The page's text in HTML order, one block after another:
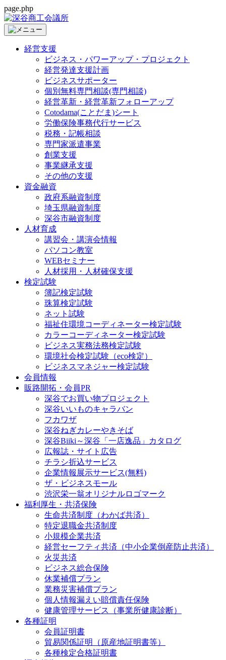
page.php
経営支援
ビジネス・パワーアップ・プロジェクト
経営発達支援計画
ビジネスサポーター
個別無料専門相談(専門相談)
経営革新・経営革新フォローアップ
Cotodama(ことだま)シート
労働保険事務代行サービス
税務・記帳相談
専門家派遣事業
創業支援
事業継承支援
その他の支援
資金融資
政府系融資制度
埼玉県融資制度
深谷市融資制度
人材育成
講習会・講演会情報
パソコン教室
WEBセミナー
人材採用・人材確保支援
検定試験
簿記検定試験
珠算検定試験
ネット試験
福祉住環境コーディネーター検定試験
カラーコーディネーター検定試験
ビジネス実務法務検定試験
環境社会検定試験（eco検定）
ビジネスマネジャー検定試験
会員情報
販路開拓・会員PR
深谷でお買い物プロジェクト
深谷いいものキャラバン
フカワザ
深谷ねぎカレーやきそば
深谷Biiki～深谷「一店逸品」カタログ
広報誌・サイト広告
チラシ折込サービス
企業情報展示サービス(無料)
ザ・ビジネスモール
渋沢栄一翁オリジナルロゴマーク
福利厚生・共済保険
生命共済制度（わかば共済）
特定退職金共済制度
小規模企業共済
経営セーフティ共済（中小企業倒産防止共済）
火災共済
ビジネス総合保険
休業補償プラン
業務災害補償プラン
個人情報漏えい賠償責任保険
健康管理サービス（事業所健康診断）
各種証明
会員証明書
貿易関係証明（原産地証明書等）
各種検定合格証明書